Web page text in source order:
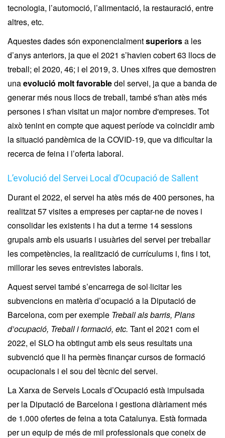
tecnologia, l’automoció, l’alimentació, la restauració, entre
altres, etc.
Aquestes dades són exponencialmentsuperiorsa les
d’anys anteriors, ja que el 2021 s’havien cobert 63 llocs de
treball; el 2020, 46; i el 2019, 3. Unes xifres que demostren
unaevolució molt favorabledel servei, ja que a banda de
generar més nous llocs de treball, també s'han atès més
persones i s'han visitat un major nombre d'empreses. Tot
això tenint en compte que aquest període va coincidir amb
la situació pandèmica de la COVID-19, que va dificultar la
recerca de feina i l’oferta laboral.
L’evolució del Servei Local d’Ocupació de Sallent
Durant el 2022, el servei ha atès més de 400 persones, ha
realitzat 57 visites a empreses per captar-ne de noves i
consolidar les existents i ha dut a terme 14 sessions
grupals amb els usuaris i usuàries del servei per treballar
les competències, la realització de currículums i, fins i tot,
millorar les seves entrevistes laborals.
Aquest servei també s’encarrega de sol·licitar les
subvencions en matèria d’ocupació a la Diputació de
Barcelona, com per exemple Treball als barris, Plans
d’ocupació, Treball i formació, etc. Tant el 2021 com el
2022, el SLO ha obtingut amb els seus resultats una
subvenció que li ha permès finançar cursos de formació
ocupacionals i el sou del tècnic del servei.
La Xarxa de Serveis Locals d’Ocupació està impulsada
per la Diputació de Barcelona i gestiona diàriament més
de 1.000 ofertes de feina a tota Catalunya. Està formada
per un equip de més de mil professionals que coneix de